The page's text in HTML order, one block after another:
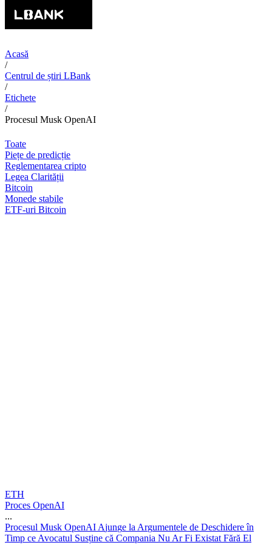
Acasă
/
Centrul de știri LBank
/
Etichete
/
Procesul Musk OpenAI
Toate
Piețe de predicție
Reglementarea cripto
Legea Clarității
Bitcoin
Monede stabile
ETF-uri Bitcoin
ETH
Proces OpenAI
...
Procesul Musk OpenAI Ajunge la Argumentele de Deschidere în
Timp ce Avocatul Susține că Compania Nu Ar Fi Existat Fără El